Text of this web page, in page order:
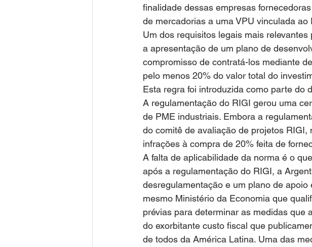
finalidade dessas empresas
de mercadorias a uma VPU vinculada ao
Um dos requisitos legais mais
a apresentação de um plano de
compromisso de contratá-los mediante
pelo menos 20% do valor total do
Esta regra foi introduzida como parte do
A regulamentação do RIGI gerou uma
de PME industriais. Embora a
do comitê de avaliação de projetos
infrações à compra de 20% feita de
A falta de aplicabilidade da norma é o
após a regulamentação do RIGI, a
desregulamentação e um plano de apoio
mesmo Ministério da Economia que
prévias para determinar as medidas que
do exorbitante custo fiscal que
de todos da América Latina. Uma das